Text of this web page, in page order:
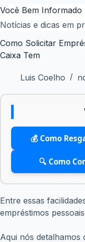
Pular
para
conteúdo
Você Bem Informado
Notícias e dicas em
Como Solicitar
Caixa Tem
Luis Coelho
💰 Como
🔍 Como
Entre essas
empréstimos
Aqui nós detalhamos